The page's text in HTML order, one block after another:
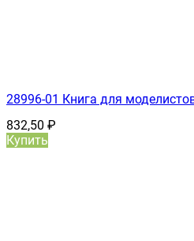
28996-01 Книга для
832,50 ₽
Купить